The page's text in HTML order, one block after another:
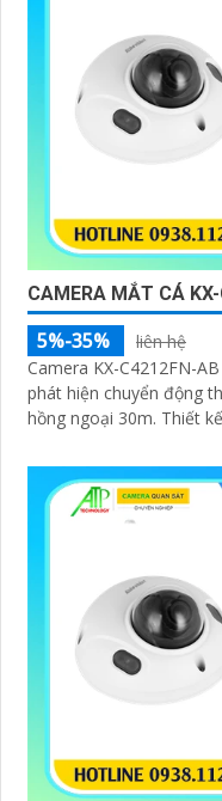
CAMERA MẮT CÁ
5%-35%
liên hệ
Camera KX-C4212FN-
phát hiện chuyển động thông minh. Hình
hồng